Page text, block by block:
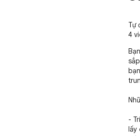
Tự
4
-
lấy